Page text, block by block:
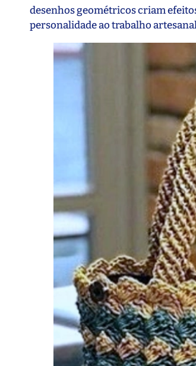
desenhos geométricos criam
personalidade ao trabalho